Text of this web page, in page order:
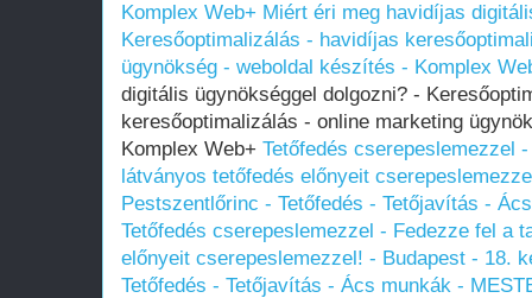
Komplex Web+ Miért éri meg havidíjas
Keresőoptimalizálás - havidíjas
ügynökség - weboldal készítés - Komplex
digitális ügynökséggel dolgozni? -
keresőoptimalizálás - online marketing
Komplex Web+ Tetőfedés cserepeslemezzel
látványos tetőfedés előnyeit
Pestszentlőrinc - Tetőfedés - Tetőjavítás -
Tetőfedés cserepeslemezzel - Fedezze fel a
előnyeit cserepeslemezzel! - Budapest - 18.
Tetőfedés - Tetőjavítás - Ács munkák -